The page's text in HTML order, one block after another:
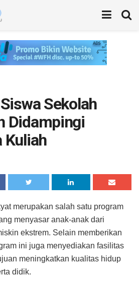
Sekolah
Didampingi
Kuliah
merupakan salah satu program
menyasar anak-anak dari
ekstrem. Selain memberikan
ini juga menyediakan fasilitas
meningkatkan kualitas hidup
didik.